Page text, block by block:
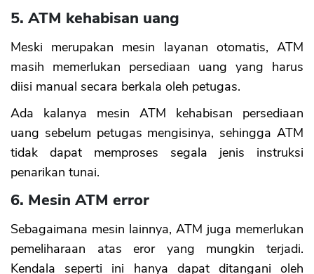
5. ATM kehabisan uang
Meski merupakan mesin layanan otomatis, ATM
masih memerlukan persediaan uang yang harus
diisi manual secara berkala oleh petugas.
Ada kalanya mesin ATM kehabisan persediaan
uang sebelum petugas mengisinya, sehingga ATM
tidak dapat memproses segala jenis instruksi
penarikan tunai.
6. Mesin ATM error
Sebagaimana mesin lainnya, ATM juga memerlukan
pemeliharaan atas eror yang mungkin terjadi.
Kendala seperti ini hanya dapat ditangani oleh